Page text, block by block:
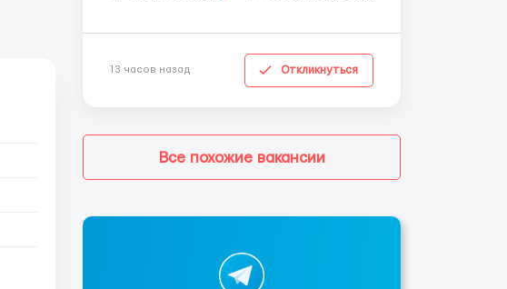
13 часов назад Откликнуться
Все похожие вакансии